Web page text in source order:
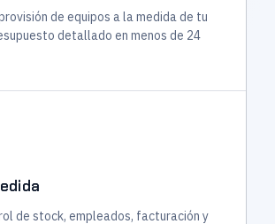
de equipos a la medida de tu
detallado en menos de 24
de stock, empleados, facturación y